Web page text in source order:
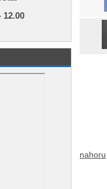
nahoru
12.00